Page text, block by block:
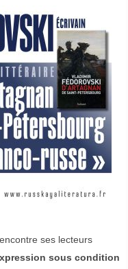
ses lecteurs
sous condition